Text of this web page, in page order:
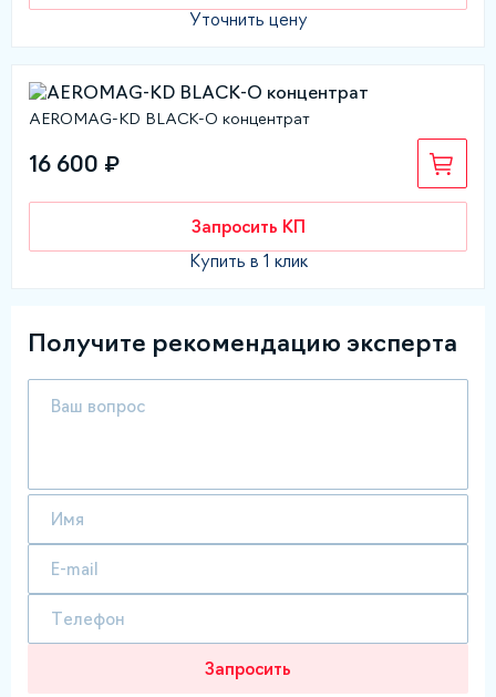
Уточнить цену
AEROMAG-KD BLACK-O концентрат
16 600 ₽
Запросить КП
Купить в 1 клик
Получите рекомендацию эксперта
Запросить